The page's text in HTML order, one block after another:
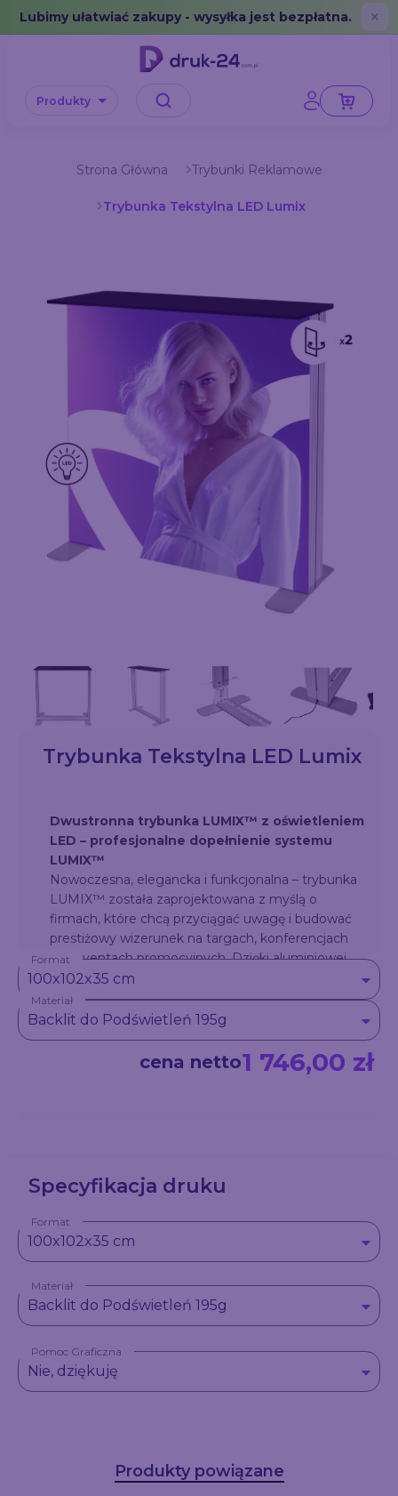
Error: No data in cache or invalid format
Lubimy ułatwiać zakupy - wysyłka jest bezpłatna. ✕
Produkty
Strona Główna Trybunki Reklamowe
Trybunka Tekstylna LED Lumix
Trybunka Tekstylna LED Lumix
Dwustronna trybunka LUMIX™ z oświetleniem
LED – profesjonalne dopełnienie systemu
LUMIX™
Nowoczesna, elegancka i funkcjonalna – trybunka
LUMIX™ została zaprojektowana z myślą o
firmach, które chcą przyciągać uwagę i budować
prestiżowy wizerunek na targach, konferencjach
czy eventach promocyjnych. Dzięki aluminiowej
konstrukcji o szerokim profilu (12 cm) i
podświetleniu LED marki OSRAM, Twój przekaz
będzie widoczny z daleka – zarówno z przodu, jak i
z tyłu.
Format
100x102x35 cm
Materiał
Backlit do Podświetleń 195g
cena netto1 746,00 zł
Specyfikacja druku
Format
100x102x35 cm
Materiał
Backlit do Podświetleń 195g
Pomoc Graficzna
Nie, dziękuję
Produkty powiązane